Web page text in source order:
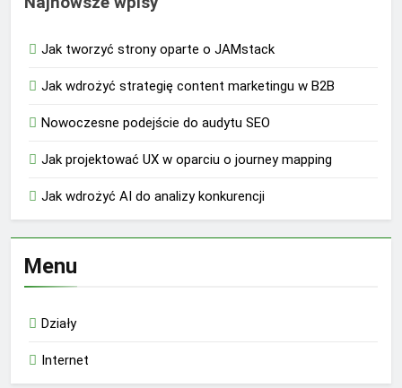
Jak tworzyć strony oparte o JAMstack
Jak wdrożyć strategię content marketingu w B2B
Nowoczesne podejście do audytu SEO
Jak projektować UX w oparciu o journey mapping
Jak wdrożyć AI do analizy konkurencji
Menu
Działy
Internet